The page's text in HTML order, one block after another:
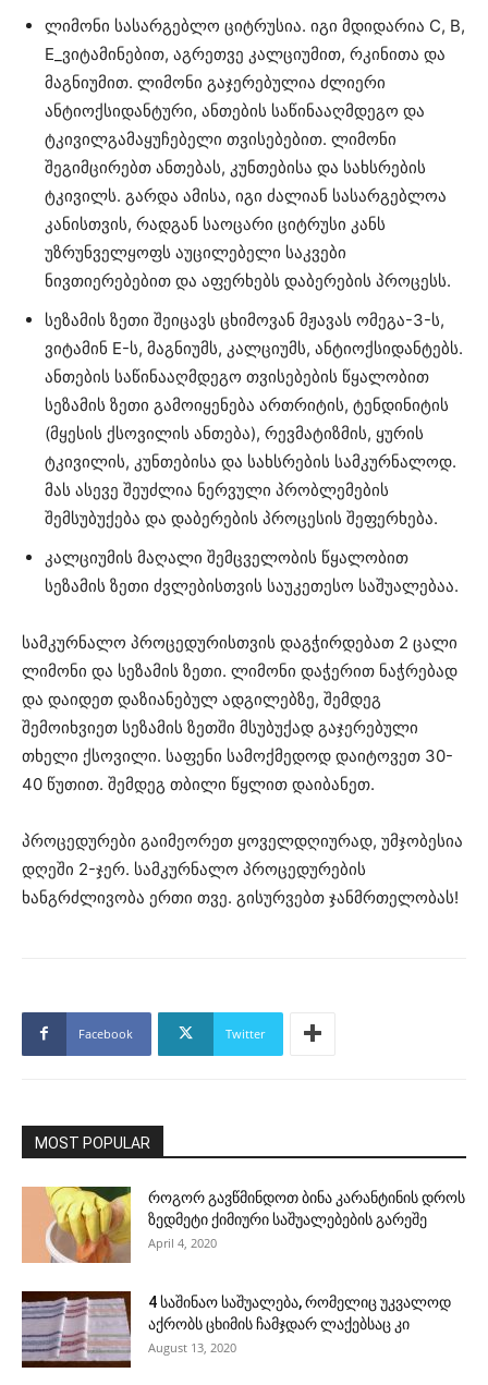
ლიმონი სასარგებლო ციტრუსია. იგი მდიდარია C, B,
E_ვიტამინებით, აგრეთვე კალციუმით, რკინითა და
მაგნიუმით. ლიმონი გაჯერებულია ძლიერი
ანტიოქსიდანტური, ანთების საწინააღმდეგო და
ტკივილგამაყუჩებელი თვისებებით. ლიმონი
შეგიმცირებთ ანთებას, კუნთებისა და სახსრების
ტკივილს. გარდა ამისა, იგი ძალიან სასარგებლოა
კანისთვის, რადგან საოცარი ციტრუსი კანს
უზრუნველყოფს აუცილებელი საკვები
ნივთიერებებით და აფერხებს დაბერების პროცესს.
სეზამის ზეთი შეიცავს ცხიმოვან მჟავას ომეგა-3-ს,
ვიტამინ E-ს, მაგნიუმს, კალციუმს, ანტიოქსიდანტებს.
ანთების საწინააღმდეგო თვისებების წყალობით
სეზამის ზეთი გამოიყენება ართრიტის, ტენდინიტის
(მყესის ქსოვილის ანთება), რევმატიზმის, ყურის
ტკივილის, კუნთებისა და სახსრების სამკურნალოდ.
მას ასევე შეუძლია ნერვული პრობლემების
შემსუბუქება და დაბერების პროცესის შეფერხება.
კალციუმის მაღალი შემცველობის წყალობით
სეზამის ზეთი ძვლებისთვის საუკეთესო საშუალებაა.
სამკურნალო პროცედურისთვის დაგჭირდებათ 2 ცალი
ლიმონი და სეზამის ზეთი. ლიმონი დაჭერით ნაჭრებად
და დაიდეთ დაზიანებულ ადგილებზე, შემდეგ
შემოიხვიეთ სეზამის ზეთში მსუბუქად გაჯერებული
თხელი ქსოვილი. საფენი სამოქმედოდ დაიტოვეთ 30-
40 წუთით. შემდეგ თბილი წყლით დაიბანეთ.
პროცედურები გაიმეორეთ ყოველდღიურად, უმჯობესია
დღეში 2-ჯერ. სამკურნალო პროცედურების
ხანგრძლივობა ერთი თვე. გისურვებთ ჯანმრთელობას!
Facebook Twitter
MOST POPULAR
როგორ გავწმინდოთ ბინა კარანტინის დროს
ზედმეტი ქიმიური საშუალებების გარეშე
April 4, 2020
4 საშინაო საშუალება, რომელიც უკვალოდ
აქრობს ცხიმის ჩამჯდარ ლაქებსაც კი
August 13, 2020